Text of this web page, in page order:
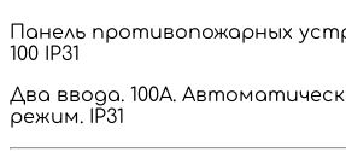
Панель противопожарных
100 IP31
Два ввода. 100А.
режим. IP31